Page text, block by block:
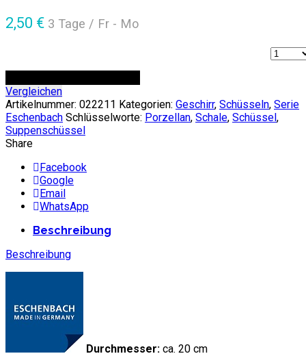
2,50 € 3 Tage / Fr - Mo
Anzahl
Vergleichen
Artikelnummer: 022211 Kategorien: Geschirr, Schüsseln, Serie
Eschenbach Schlüsselworte: Porzellan, Schale, Schüssel,
Suppenschüssel
Share
Facebook
Google
Email
WhatsApp
Beschreibung
Beschreibung
Durchmesser: ca. 20 cm